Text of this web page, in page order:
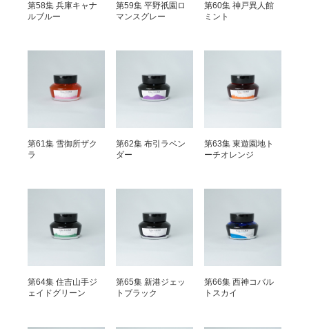
第58集 兵庫キャナ
ルブルー
第59集 平野祇園ロ
マンスグレー
第60集 神戸異人館
ミント
第61集 雪御所ザク
ラ
第62集 布引ラベン
ダー
第63集 東遊園地ト
ーチオレンジ
第64集 住吉山手ジ
ェイドグリーン
第65集 新港ジェッ
トブラック
第66集 西神コバル
トスカイ